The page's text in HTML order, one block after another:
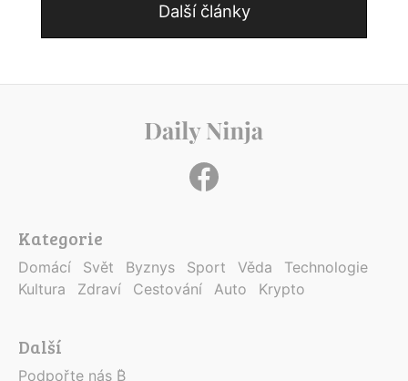
Další články
Kategorie
Domácí Svět Byznys Sport Věda
Technologie
Kultura
Zdraví Cestování Auto Krypto
Další
Podpořte nás ₿